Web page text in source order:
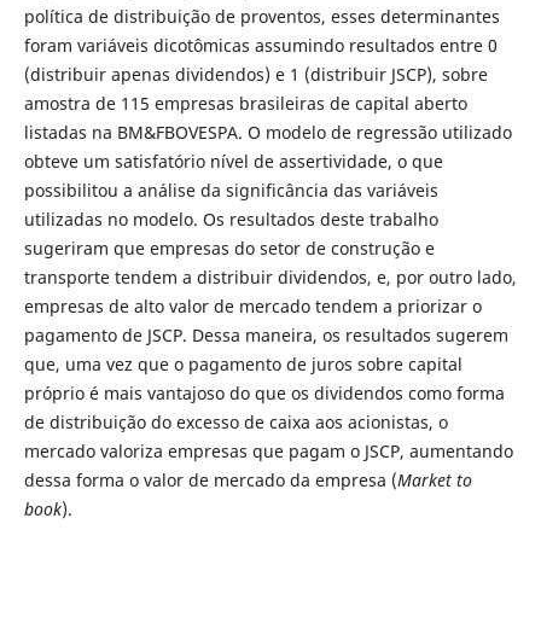
política de distribuição de proventos, esses determinantes
foram variáveis dicotômicas assumindo resultados entre 0
(distribuir apenas dividendos) e 1 (distribuir JSCP), sobre
amostra de 115 empresas brasileiras de capital aberto
listadas na BM&FBOVESPA. O modelo de regressão utilizado
obteve um satisfatório nível de assertividade, o que
possibilitou a análise da significância das variáveis
utilizadas no modelo. Os resultados deste trabalho
sugeriram que empresas do setor de construção e
transporte tendem a distribuir dividendos, e, por outro lado,
empresas de alto valor de mercado tendem a priorizar o
pagamento de JSCP. Dessa maneira, os resultados sugerem
que, uma vez que o pagamento de juros sobre capital
próprio é mais vantajoso do que os dividendos como forma
de distribuição do excesso de caixa aos acionistas, o
mercado valoriza empresas que pagam o JSCP, aumentando
dessa forma o valor de mercado da empresa (Market to
book).